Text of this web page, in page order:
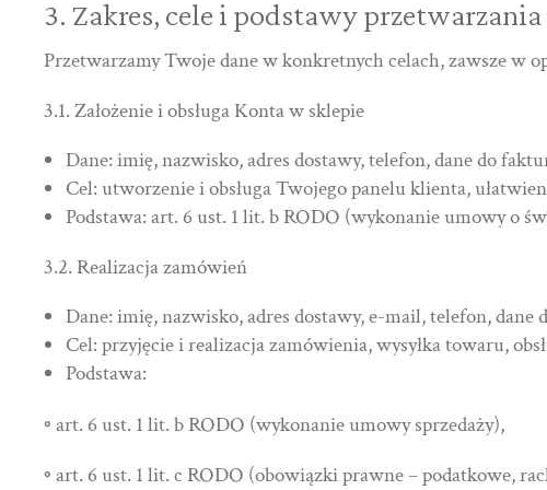
3. Zakres, cele i podstawy
Przetwarzamy Twoje dane w konkretnych celach, zawsze w
3.1. Założenie i obsługa Konta w sklepie
Dane: imię, nazwisko, adres dostawy, telefon, dane do
Cel: utworzenie i obsługa Twojego panelu klienta,
Podstawa: art. 6 ust. 1 lit. b RODO (wykonanie umowy o
3.2. Realizacja zamówień
Dane: imię, nazwisko, adres dostawy, e-mail, telefon,
Cel: przyjęcie i realizacja zamówienia, wysyłka towaru,
Podstawa:
◦ art. 6 ust. 1 lit. b RODO (wykonanie umowy sprzedaży),
◦ art. 6 ust. 1 lit. c RODO (obowiązki prawne – podatkowe,